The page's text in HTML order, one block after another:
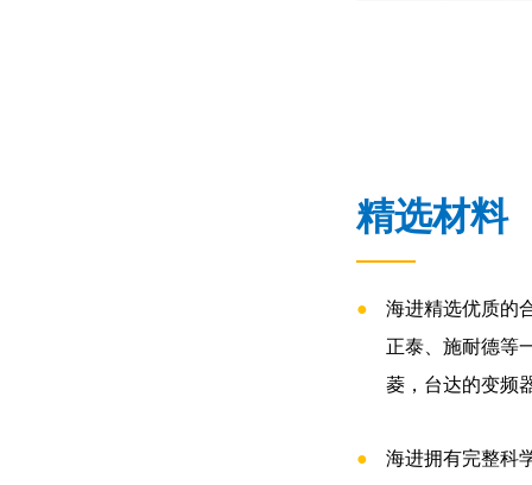
精选材料
●
海进精选优质的
正泰、施耐德等
菱，台达的变频
● 海进拥有完整科